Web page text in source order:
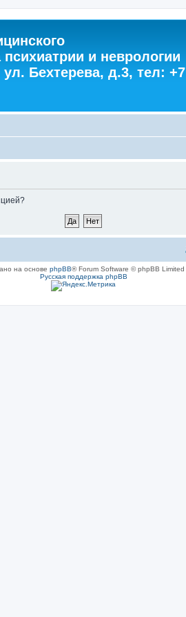
и неврологии
Бехтерева, д.3, тел: +7
на основе phpBB® Forum Software © phpBB Limited
Русская поддержка phpBB